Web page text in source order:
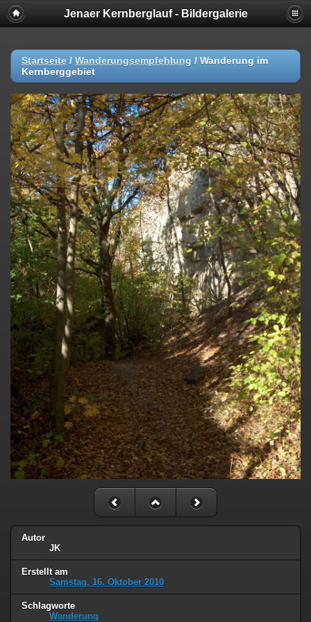
Jenaer Kernberglauf - Bildergalerie
Startseite / Wanderungsempfehlung / Wanderung im
Kernberggebiet
Autor
JK
Erstellt am
Samstag, 16. Oktober 2010
Schlagworte
Wanderung